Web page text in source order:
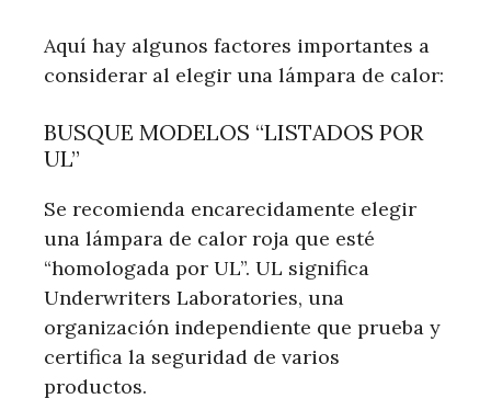
Aquí hay algunos factores importantes a
considerar al elegir una lámpara de calor:
BUSQUE MODELOS “LISTADOS POR
UL”
Se recomienda encarecidamente elegir
una lámpara de calor roja que esté
“homologada por UL”. UL significa
Underwriters Laboratories, una
organización independiente que prueba y
certifica la seguridad de varios
productos.